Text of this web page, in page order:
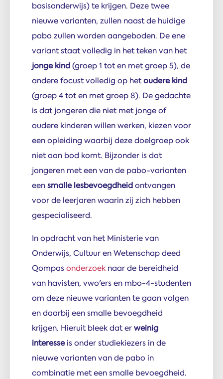
basisonderwijs) te krijgen. Deze twee
nieuwe varianten, zullen naast de huidige
pabo zullen worden aangeboden. De ene
variant staat volledig in het teken van het
jonge kind(groep 1 tot en met groep 5), de
andere focust volledig op hetoudere kind
(groep 4 tot en met groep 8). De gedachte
is dat jongeren die niet met jonge of
oudere kinderen willen werken, kiezen voor
een opleiding waarbij deze doelgroep ook
niet aan bod komt. Bijzonder is dat
jongeren met een van de pabo-varianten
eensmalle lesbevoegdheidontvangen
voor de leerjaren waarin zij zich hebben
gespecialiseerd.
In opdracht van het Ministerie van
Onderwijs, Cultuur en Wetenschap deed
Qompasonderzoek naar de bereidheid
van havisten, vwo'ers en mbo-4-studenten
om deze nieuwe varianten te gaan volgen
en daarbij een smalle bevoegdheid
krijgen. Hieruit bleek dat erweinig
interesseis onder studiekiezers in de
nieuwe varianten van de pabo in
combinatie met een smalle bevoegdheid.